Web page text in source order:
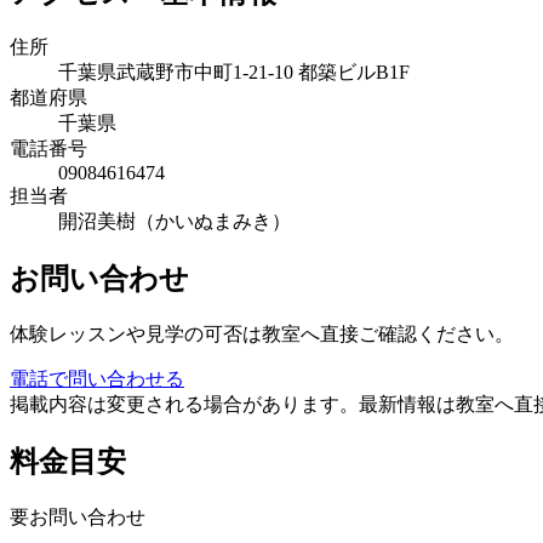
住所
千葉県武蔵野市中町1-21-10 都築ビルB1F
都道府県
千葉県
電話番号
09084616474
担当者
開沼美樹（かいぬまみき）
お問い合わせ
体験レッスンや見学の可否は教室へ直接ご確認ください。
電話で問い合わせる
掲載内容は変更される場合があります。最新情報は教室へ直
料金目安
要お問い合わせ